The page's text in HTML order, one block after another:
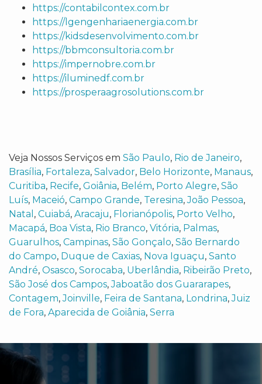
https://contabilcontex.com.br
https://lgengenhariaenergia.com.br
https://kidsdesenvolvimento.com.br
https://bbmconsultoria.com.br
https://impernobre.com.br
https://iluminedf.com.br
https://prosperaagrosolutions.com.br
Veja Nossos Serviços em São Paulo, Rio de Janeiro,
Brasília, Fortaleza, Salvador, Belo Horizonte, Manaus,
Curitiba, Recife, Goiânia, Belém, Porto Alegre, São
Luís, Maceió, Campo Grande, Teresina,João Pessoa,
Natal , Cuiabá, Aracaju, Florianópolis, Porto Velho,
Macapá, Boa Vista, Rio Branco, Vitória, Palmas,
Guarulhos, Campinas, São Gonçalo, São Bernardo
do Campo, Duque de Caxias, Nova Iguaçu, Santo
André, Osasco, Sorocaba, Uberlândia, Ribeirão Preto,
São José dos Campos,Jaboatão dos Guararapes,
Contagem,Joinville, Feira de Santana, Londrina,Juiz
de Fora, Aparecida de Goiânia, Serra